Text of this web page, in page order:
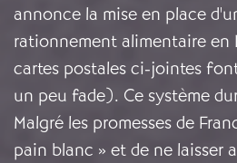
annonce la mise en place
rationnement alimentaire en
cartes postales ci-jointes
un peu fade). Ce système
Malgré les promesses de
pain blanc » et de ne laisser